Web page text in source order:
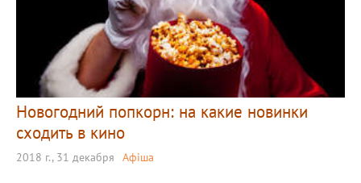
Новогодний попкорн: на какие новинки
сходить в кино
2018 г., 31 декабря Афіша